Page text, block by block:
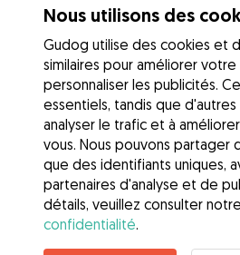
Nous utilisons des
Gudog utilise des cookies et
similaires pour améliorer
personnaliser les publicités.
essentiels, tandis que d'autres
analyser le trafic et à
vous. Nous pouvons partager
que des identifiants uniques,
partenaires d'analyse et de
détails, veuillez consulter notre
confidentialité.